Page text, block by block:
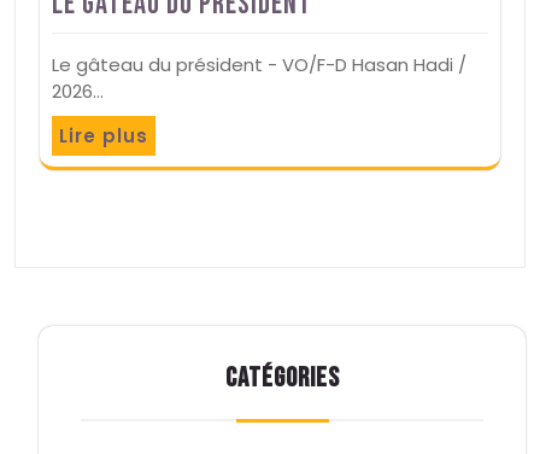
Le gâteau du président - VO/F-D Hasan Hadi /
2026…
Lire plus
CATÉGORIES